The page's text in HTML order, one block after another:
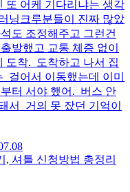
또 어케 기다리냐는 생각
닝크루분들이 진짜 많았
도 조정해주고 그런건
발했고 교통 체증 없이
도착. 도착하고 나서 집
걸어서 이동했는데 이미
터 서야 했어. 버스 안
서 거의 못 잤던 기억이